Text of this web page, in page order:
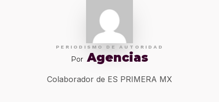
PERIODISMO DE AUTORIDAD
Por Agencias
Colaborador de ES PRIMERA MX